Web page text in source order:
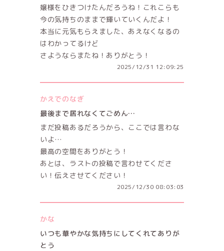
嬢様をひきつけたんだろうね！これこらも
今の気持ちのままで輝いていくんだよ！
本当に元気もらえました、あえなくなるの
はわかってるけど
さようならまたね！ありがとう！
2025/12/31 12:09:25
かえでのなぎ
最後まで居れなくてごめん…
まだ投稿あるだろうから、ここでは言わな
いよ…
最高の空間をありがとう！
あとは、ラストの投稿で言わせてくださ
い！伝えさせてください！
2025/12/30 08:03:03
かな
いつも華やかな気持ちにしてくれてありが
とう